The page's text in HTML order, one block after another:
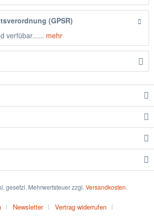
(GPSR)
verfübar...... mehr
gesetzl. Mehrwertsteuer zzgl. Versandkosten.
Newsletter
Vertrag widerrufen